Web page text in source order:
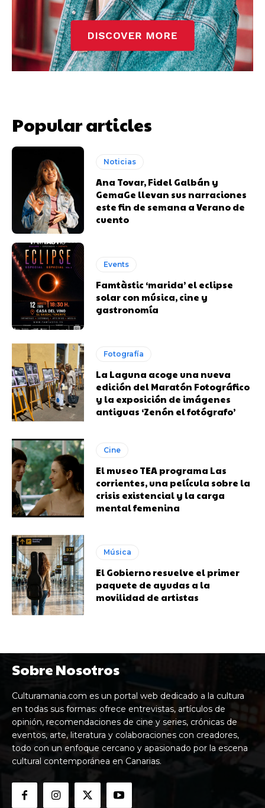
Popular articles
Noticias
Ana Tovar, Fidel Galbán y
GemaGe llevan sus narraciones
este fin de semana a Verano de
cuento
Events
Famtàstic ‘marida’ el eclipse
solar con música, cine y
gastronomía
Fotografía
La Laguna acoge una nueva
edición del Maratón Fotográfico
y la exposición de imágenes
antiguas ‘Zenón el fotógrafo’
Cine
El museo TEA programa Las
corrientes, una película sobre la
crisis existencial y la carga
mental femenina
Música
El Gobierno resuelve el primer
paquete de ayudas a la
movilidad de artistas
Sobre Nosotros
Culturamania.com es un portal web dedicado a la cultura
en todas sus formas: ofrece entrevistas, artículos de
opinión, recomendaciones de cine y series, crónicas de
eventos, arte, literatura y colaboraciones con creadores,
todo con un enfoque cercano y apasionado por la escena
cultural contemporánea en Canarias.